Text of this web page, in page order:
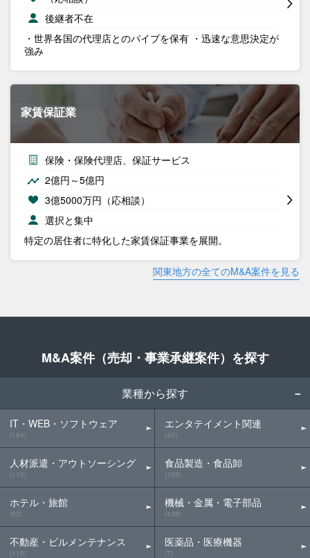
後継者不在
・世界各国の代理店とのパイプを保有 ・迅速な意思決定が
強み
家賃保証業
保険・保険代理店、保証サービス
2億円～5億円
3億5000万円（応相談）
選択と集中
特定の居住者に特化した家賃保証事業を展開。
関東地方の全てのM&A案件を見る
M&A案件（売却・事業承継案件）を探す
業種から探す
IT・WEB・ソフトウェア
(184)
人材派遣・アウトソーシング
(110)
ホテル・旅館
(53)
不動産・ビルメンテナンス
(115)
エンタテイメント関連
(40)
食品製造・食品卸
(105)
機械・金属・電子部品
(438)
医薬品・医療機器
(7)